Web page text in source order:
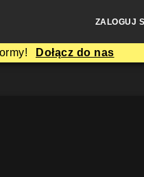
ZALOGUJ
Dołącz do nas